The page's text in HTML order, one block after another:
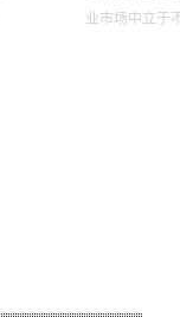
业市场中立于